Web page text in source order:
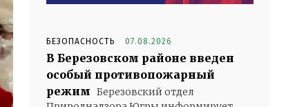
БЕЗОПАСНОСТЬ 07.08.2026
В Березовском районе введен
особый противопожарный
режим Березовский отдел